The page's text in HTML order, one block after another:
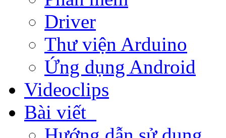
Driver
Thư viện Arduino
Ứng dụng Android
Videoclips
Bài viết